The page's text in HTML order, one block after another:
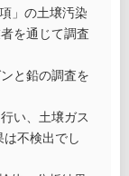
」の土壌汚染
を通じて調査
と鉛の調査を
い、土壌ガス
不検出でし